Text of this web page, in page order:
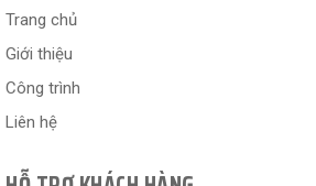
Trang chủ
Giới thiệu
Công trình
Liên hệ